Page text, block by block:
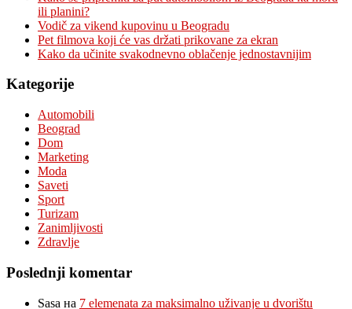
ili planini?
Vodič za vikend kupovinu u Beogradu
Pet filmova koji će vas držati prikovane za ekran
Kako da učinite svakodnevno oblačenje jednostavnijim
Kategorije
Automobili
Beograd
Dom
Marketing
Moda
Saveti
Sport
Turizam
Zanimljivosti
Zdravlje
Poslednji komentar
Sasa на 7 elemenata za maksimalno uživanje u dvorištu